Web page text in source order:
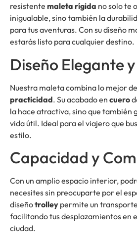
resistente maleta rígida no solo te
inigualable, sino también la
para tus aventuras. Con su diseño
estarás listo para cualquier destino.
Diseño Elegante
Nuestra maleta combina lo mejor
practicidad. Su acabado en cuero
la hace atractiva, sino que también
vida útil. Ideal para el viajero que
estilo.
Capacidad y
Con un amplio espacio interior,
necesites sin preocuparte por el
diseñotrolley permite un
facilitando tus desplazamientos en
ciudad.